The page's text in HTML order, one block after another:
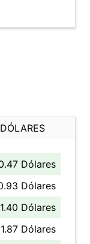
Dólares
Dólares
1.40 Dólares
1.87 Dólares